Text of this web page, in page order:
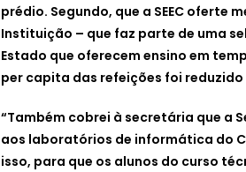
prédio. Segundo, que a SEEC oferte
Instituição – que faz parte de uma
Estado que oferecem ensino em
per capita das refeições foi reduzido
“Também cobrei à secretária que a
aos laboratórios de informática do
isso, para que os alunos do curso